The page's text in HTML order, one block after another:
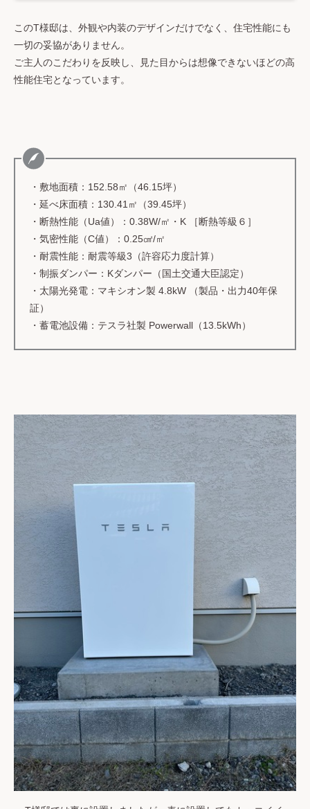
このT様邸は、外観や内装のデザインだけでなく、住宅性能にも
一切の妥協がありません。
ご主人のこだわりを反映し、見た目からは想像できないほどの高
性能住宅となっています。
・敷地面積：152.58㎡（46.15坪）
・延べ床面積：130.41㎡（39.45坪）
・断熱性能（Ua値）：0.38W/㎡・K ［断熱等級６］
・気密性能（C値）：0.25㎠/㎡
・耐震性能：耐震等級3（許容応力度計算）
・制振ダンパー：Kダンパー（国土交通大臣認定）
・太陽光発電：マキシオン製 4.8kW （製品・出力40年保
証）
・蓄電池設備：テスラ社製 Powerwall（13.5kWh）